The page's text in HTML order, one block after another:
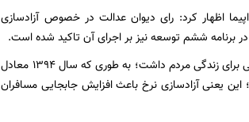
اظهار کرد: رای دیوان عدالت در خصوص آزادسازی
وی افزود: آزادسازی نرخ بلیت هواپیما از سال ۱۳۹۴ تا ۱۳۹۷ اجرایی شد و اثرات مثبتی برای زندگی مردم داشت؛ به طوری که سال ۱۳۹۴ معادل
این عدد در سال ۱۳۹۷ به ۲۴ میلیون نفر رسید؛ این یعنی آزادسازی نرخ باعث افزایش جابجایی مسافران